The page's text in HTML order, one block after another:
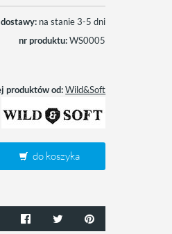
na stanie 3-5 dni
nr produktu:WS0005
produktów od: Wild&Soft
do koszyka